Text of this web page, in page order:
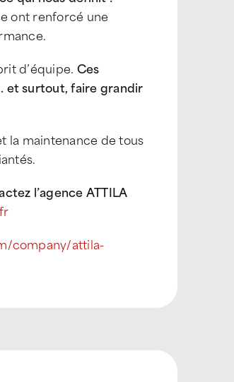
ont renforcé une
d’équipe. Ces
et surtout, faire grandir
la maintenance de tous
l’agence ATTILA
company/attila-